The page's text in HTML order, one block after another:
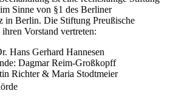
Sinne von §1 des Berliner
in Berlin. Die Stiftung Preußische
Vorstand vertreten:
Hans Gerhard Hannesen
Dagmar Reim-Großkopff
Richter & Maria Stodtmeier